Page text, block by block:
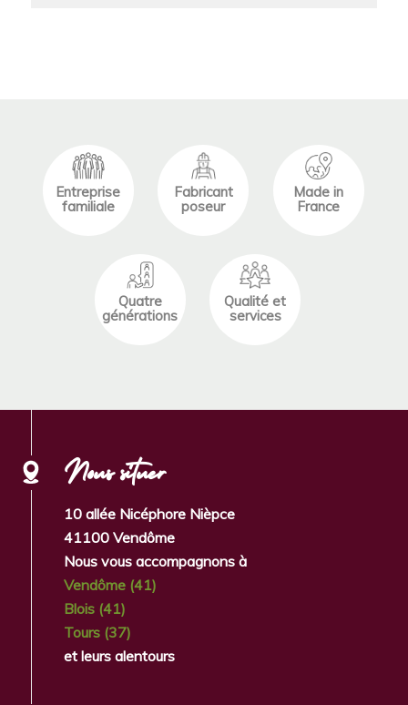
Entreprise
familiale
Fabricant
poseur
Made in
France
Quatre
générations
Qualité et
services
Nous situer
10 allée Nicéphore Nièpce
41100 Vendôme
Nous vous accompagnons à
Vendôme (41)
Blois (41)
Tours (37)
et leurs alentours